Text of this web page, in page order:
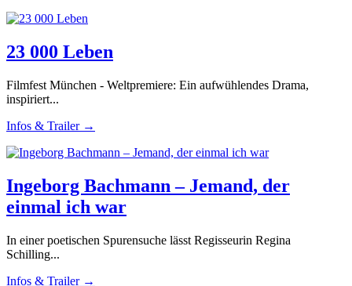
23 000 Leben
Filmfest München - Weltpremiere: Ein aufwühlendes Drama,
inspiriert...
Infos & Trailer →
Ingeborg Bachmann – Jemand, der
einmal ich war
In einer poetischen Spurensuche lässt Regisseurin Regina
Schilling...
Infos & Trailer →